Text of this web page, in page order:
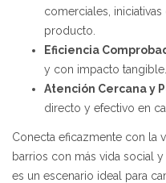
comerciales,
producto.
Eficiencia
y con impacto tangible.
Atención Cercana y
directo y efectivo en
Conecta eficazmente con la
barrios con más vida social
es un escenario ideal para